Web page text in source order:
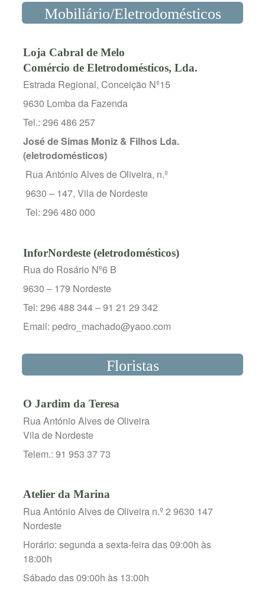
Mobiliário/Eletrodomésticos
Loja Cabral de Melo
Comércio de Eletrodomésticos, Lda.
Estrada Regional, Conceição Nº15
9630 Lomba da Fazenda
Tel.: 296 486 257
José de Simas Moniz & Filhos Lda.
(eletrodomésticos)
Rua António Alves de Oliveira, n.º
9630 – 147, Vila de Nordeste
Tel: 296 480 000
InforNordeste (eletrodomésticos)
Rua do Rosário Nº6 B
9630 – 179 Nordeste
Tel: 296 488 344 – 91 21 29 342
Email: pedro_machado@yaoo.com
Floristas
O Jardim da Teresa
Rua António Alves de Oliveira
Vila de Nordeste
Telem.: 91 953 37 73
Atelier da Marina
Rua António Alves de Oliveira n.º 2 9630 147
Nordeste
Horário: segunda a sexta-feira das 09:00h às
18:00h
Sábado das 09:00h às 13:00h